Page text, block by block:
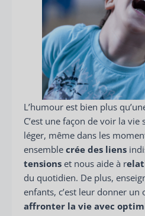
L’humour est bien plus
C’est une façon de voir la vie
léger, même dans les
ensemble crée des liens
tensions et nous aide à r
du quotidien. De plus,
enfants, c’est leur donner
affronter la vie avec